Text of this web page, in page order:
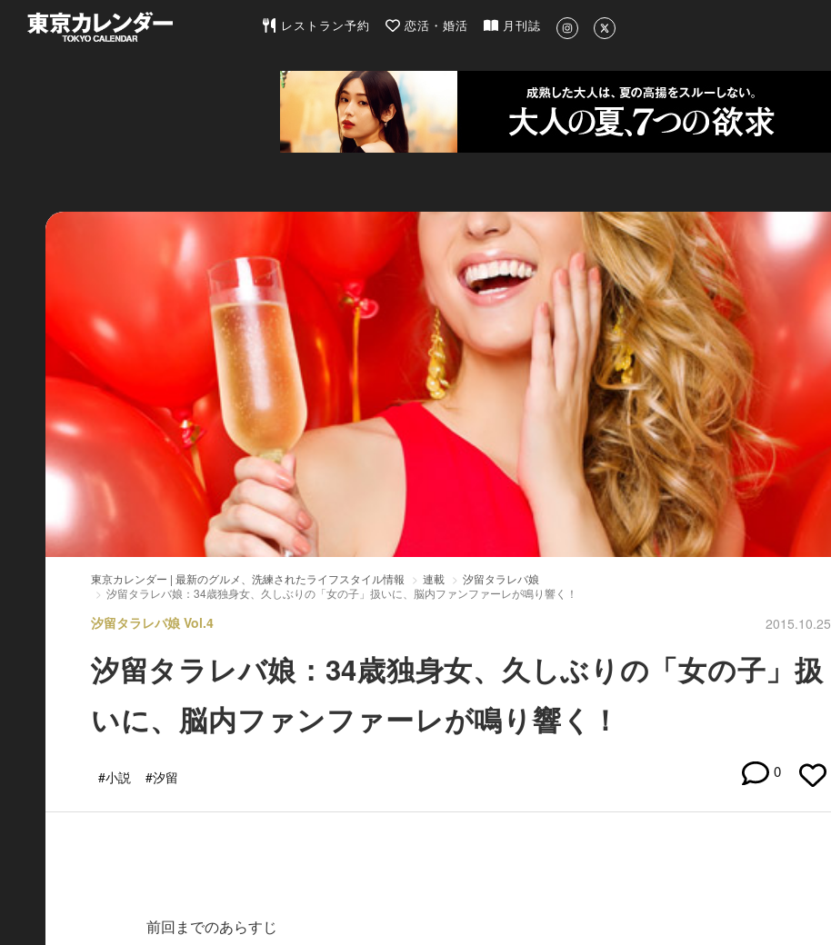
東京カレンダー | 最新のグルメ、洗練されたライフスタイル情報
レストラン予約 恋活・婚活 月刊誌
東京カレンダー | 最新のグルメ、洗練されたライフスタイル情報 連載
汐留タラレバ娘
汐留タラレバ娘：34歳独身女、久しぶりの「女の子」扱いに、脳内ファンファーレが鳴り響く！
汐留タラレバ娘 Vol.4 2015.10.25
汐留タラレバ娘：34歳独身女、久しぶりの「女の子」扱
いに、脳内ファンファーレが鳴り響く！
#小説 #汐留 0
前回までのあらすじ